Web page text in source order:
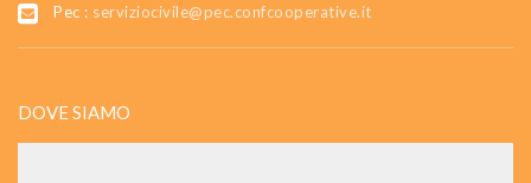
Pec : serviziocivile@pec.confcooperative.it
DOVE SIAMO